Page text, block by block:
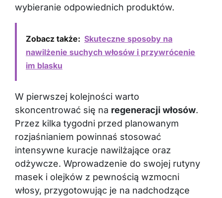
wybieranie odpowiednich produktów.
Zobacz także: Skuteczne sposoby na
nawilżenie suchych włosów i przywrócenie
im blasku
W pierwszej kolejności warto
skoncentrować się na regeneracji włosów.
Przez kilka tygodni przed planowanym
rozjaśnianiem powinnaś stosować
intensywne kuracje nawilżające oraz
odżywcze. Wprowadzenie do swojej rutyny
masek i olejków z pewnością wzmocni
włosy, przygotowując je na nadchodzące